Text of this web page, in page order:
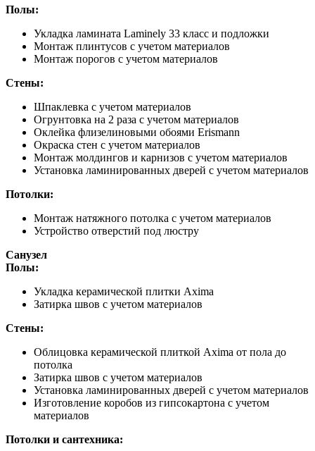
Полы:
Укладка ламината Laminely 33 класс и подложки
Монтаж плинтусов с учетом материалов
Монтаж порогов с учетом материалов
Стены:
Шпаклевка с учетом материалов
Огрунтовка на 2 раза с учетом материалов
Оклейка флизелиновыми обоями Erismann
Окраска стен с учетом материалов
Монтаж молдингов и карнизов с учетом материалов
Установка ламинированных дверей с учетом материалов
Потолки:
Монтаж натяжного потолка с учетом материалов
Устройство отверстий под люстру
Санузел
Полы:
Укладка керамической плитки Axima
Затирка швов с учетом материалов
Стены:
Облицовка керамической плиткой Axima от пола до
потолка
Затирка швов с учетом материалов
Установка ламинированных дверей с учетом материалов
Изготовление коробов из гипсокартона с учетом
материалов
Потолки и сантехника: